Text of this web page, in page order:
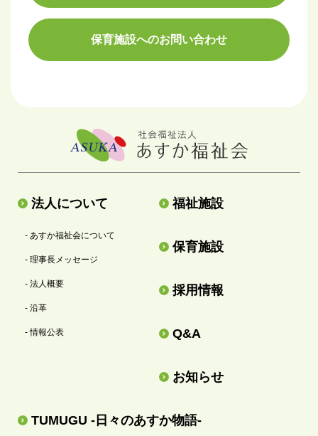
保育施設へのお問い合わせ
法人について
- あすか福祉会について
- 理事長メッセージ
- 法人概要
- 沿革
- 情報公表
福祉施設
保育施設
採用情報
Q&A
お知らせ
TUMUGU -日々のあすか物語-